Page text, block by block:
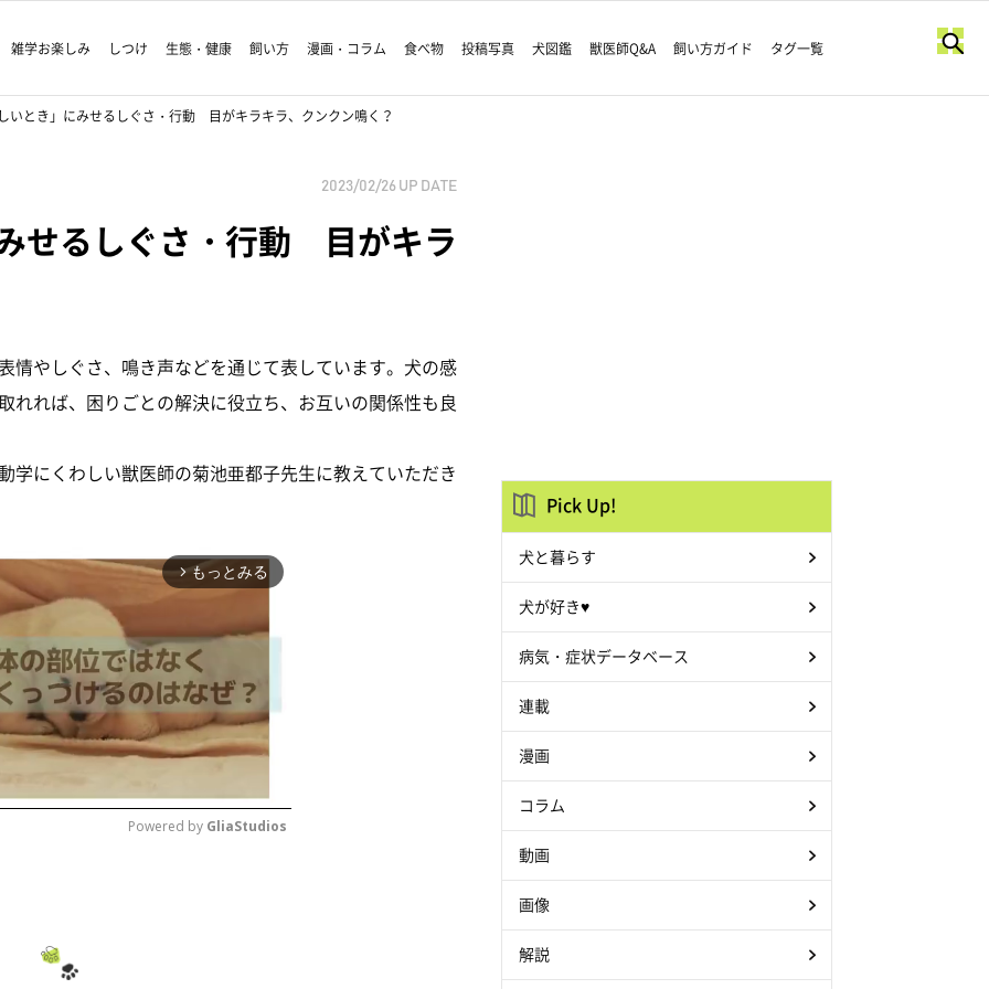
雑学お楽しみ しつけ 生態・健康 飼い方 漫画・コラム 食べ物 投稿写真 犬図鑑 獣医師Q&A 飼い方ガイド タグ一覧
いとき」にみせるしぐさ・行動 目がキラキラ、クンクン鳴く？
2023/02/26 UP DATE
せるしぐさ・行動 目がキラ
情やしぐさ、鳴き声などを通じて表しています。犬の感
れれば、困りごとの解決に役立ち、お互いの関係性も良
学にくわしい獣医師の菊池亜都子先生に教えていただき
arrow_forward_ios もっとみる
Powered by GliaStudios
Pick Up!
犬と暮らす
犬が好き♥
病気・症状データベース
連載
漫画
コラム
動画
画像
解説